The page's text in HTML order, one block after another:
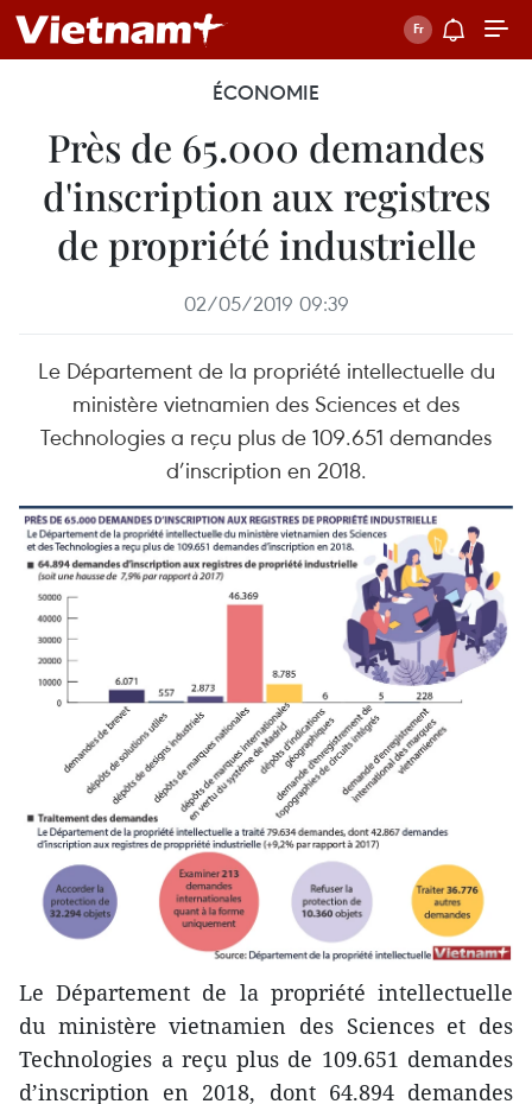
ÉCONOMIE
Près de 65.000 demandes
d'inscription aux registres
de propriété industrielle
02/05/2019 09:39
Le Département de la propriété intellectuelle du
ministère vietnamien des Sciences et des
Technologies a reçu plus de 109.651 demandes
d’inscription en 2018.
Le Département de la propriété intellectuelle
du ministère vietnamien des Sciences et des
Technologies a reçu plus de 109.651 demandes
d’inscription en 2018, dont 64.894 demandes